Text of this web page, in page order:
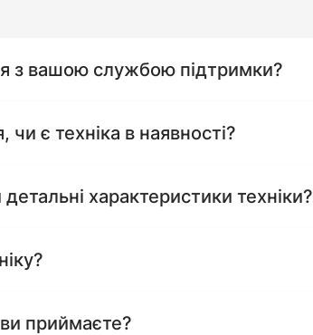
з вашою службою підтримки?
є техніка в наявності?
характеристики техніки?
приймаєте?